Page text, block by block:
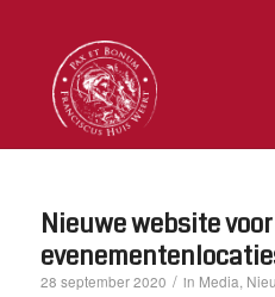
Nieuwe website voor
28 september 2020 / in Media,